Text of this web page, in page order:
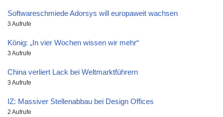
Softwareschmiede Adorsys will europaweit wachsen
3 Aufrufe
König: „In vier Wochen wissen wir mehr“
3 Aufrufe
China verliert Lack bei Weltmarktführern
3 Aufrufe
IZ: Massiver Stellenabbau bei Design Offices
2 Aufrufe